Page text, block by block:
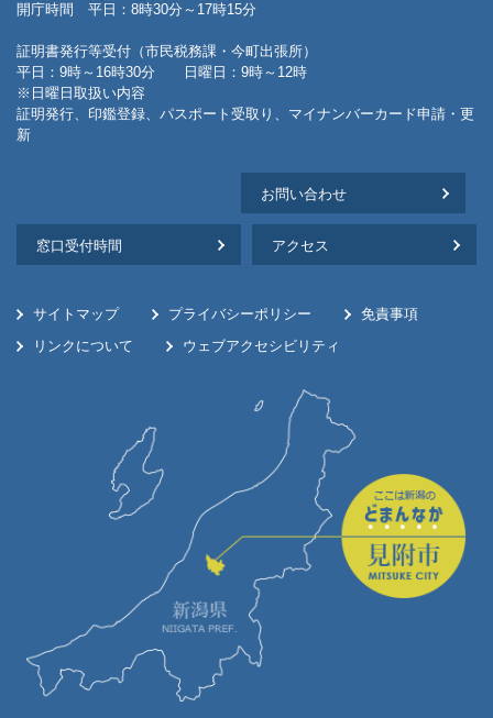
開庁時間 平日：8時30分～17時15分
証明書発行等受付（市民税務課・今町出張所）
平日：9時～16時30分 日曜日：9時～12時
※日曜日取扱い内容
証明発行、印鑑登録、パスポート受取り、マイナンバーカード申請・更
新
お問い合わせ
窓口受付時間 アクセス
サイトマップ プライバシーポリシー
免責事項
リンクについて
ウェブアクセシビリティ